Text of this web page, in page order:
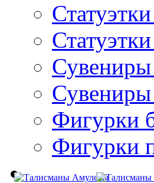
Сувениры
Фигурки
Фигурки